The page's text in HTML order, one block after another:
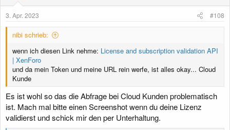
3. Apr. 2023 #108
nibi schrieb:
wenn ich diesen Link nehme: License and subscription validation API
| XenForo
und da mein Token und meine URL rein werfe, ist alles okay... Cloud
Kunde
Es ist wohl so das die Abfrage bei Cloud Kunden problematisch
ist. Mach mal bitte einen Screenshot wenn du deine Lizenz
validierst und schick mir den per Unterhaltung.